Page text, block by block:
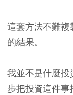
這套方法不難複
的結果。
我並不是什麼投
步把投資這件